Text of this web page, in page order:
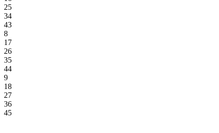
25
34
43
8
17
26
35
44
9
18
27
36
45